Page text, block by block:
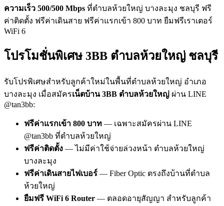
ความเร็ว 500/500 Mbps ที่ตำบลห้วยใหญ่ บางละมุง ชลบุรี ฟรี
ค่าติดตั้ง ฟรีค่าเดินสาย ฟรีค่าแรกเข้า 800 บาท ยืมฟรีเราเตอร์
WiFi 6
โปรโมชั่นพิเศษ 3BB ตำบลห้วยใหญ่ ชลบุรี
รับโปรพิเศษสำหรับลูกค้าใหม่ในพื้นที่ตำบลห้วยใหญ่ อำเภอ
บางละมุง เมื่อสมัครเน็ตบ้าน 3BB ตำบลห้วยใหญ่ ผ่าน LINE
@tan3bb:
ฟรีค่าแรกเข้า 800 บาท — เฉพาะสมัครผ่าน LINE
@tan3bb ที่ตำบลห้วยใหญ่
ฟรีค่าติดตั้ง — ไม่มีค่าใช้จ่ายล่วงหน้า ตำบลห้วยใหญ่
บางละมุง
ฟรีค่าเดินสายไฟเบอร์ — Fiber Optic ตรงถึงบ้านที่ตำบล
ห้วยใหญ่
ยืมฟรี WiFi 6 Router — ตลอดอายุสัญญา สำหรับลูกค้า